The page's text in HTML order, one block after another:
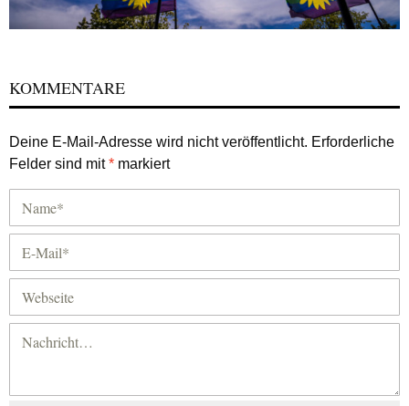
KOMMENTARE
Deine E-Mail-Adresse wird nicht veröffentlicht. Erforderliche
Felder sind mit* markiert